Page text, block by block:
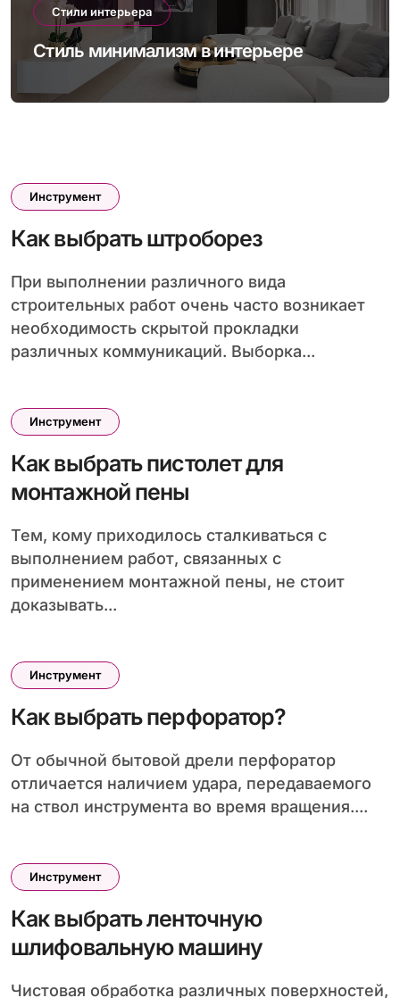
Стили интерьера
Стиль минимализм в интерьере
Инструмент
Как выбрать штроборез
При выполнении различного вида
строительных работ очень часто возникает
необходимость скрытой прокладки
различных коммуникаций. Выборка...
Инструмент
Как выбрать пистолет для
монтажной пены
Тем, кому приходилось сталкиваться с
выполнением работ, связанных с
применением монтажной пены, не стоит
доказывать...
Инструмент
Как выбрать перфоратор?
От обычной бытовой дрели перфоратор
отличается наличием удара, передаваемого
на ствол инструмента во время вращения....
Инструмент
Как выбрать ленточную
шлифовальную машину
Чистовая обработка различных поверхностей,